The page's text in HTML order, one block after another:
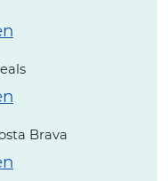
Brava